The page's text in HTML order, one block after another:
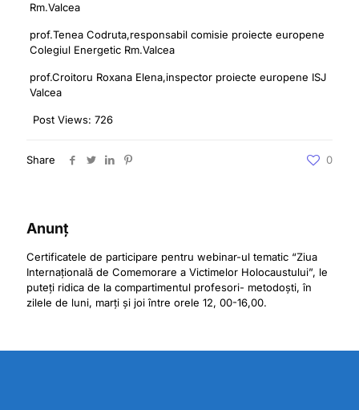
Rm.Valcea
prof.Tenea Codruta,responsabil comisie proiecte europene
Colegiul Energetic Rm.Valcea
prof.Croitoru Roxana Elena,inspector proiecte europene ISJ
Valcea
Post Views: 726
Share 0
Anunț
Certificatele de participare pentru webinar-ul tematic “Ziua
Internațională de Comemorare a Victimelor Holocaustului”, le
puteți ridica de la compartimentul profesori- metodoști, în
zilele de luni, marți și joi între orele 12, 00-16,00.